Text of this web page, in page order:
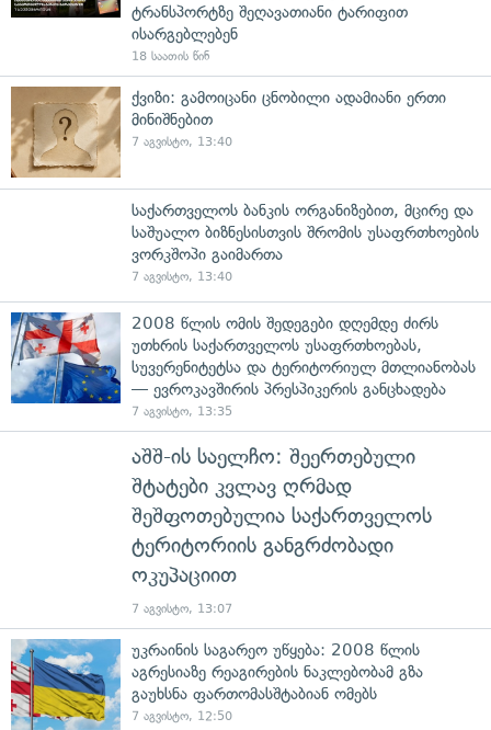
ტრანსპორტზე შეღავათიანი ტარიფით
ისარგებლებენ
18 საათის წინ
ქვიზი: გამოიცანი ცნობილი ადამიანი ერთი
მინიშნებით
7 აგვისტო, 13:40
საქართველოს ბანკის ორგანიზებით, მცირე და
საშუალო ბიზნესისთვის შრომის უსაფრთხოების
ვორკშოპი გაიმართა
7 აგვისტო, 13:40
2008 წლის ომის შედეგები დღემდე ძირს
უთხრის საქართველოს უსაფრთხოებას,
სუვერენიტეტსა და ტერიტორიულ მთლიანობას
— ევროკავშირის პრესპიკერის განცხადება
7 აგვისტო, 13:35
აშშ-ის საელჩო: შეერთებული
შტატები კვლავ ღრმად
შეშფოთებულია საქართველოს
ტერიტორიის განგრძობადი
ოკუპაციით
7 აგვისტო, 13:07
უკრაინის საგარეო უწყება: 2008 წლის
აგრესიაზე რეაგირების ნაკლებობამ გზა
გაუხსნა ფართომასშტაბიან ომებს
7 აგვისტო, 12:50